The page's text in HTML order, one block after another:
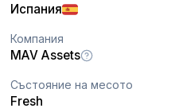
Испания
Компания
MAV Assets
Състояние на месото
Fresh